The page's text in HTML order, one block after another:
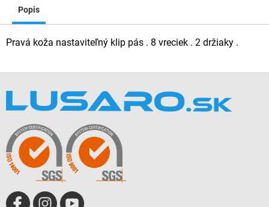
Popis
Pravá koža nastaviteľný klip pás . 8 vreciek . 2 držiaky .